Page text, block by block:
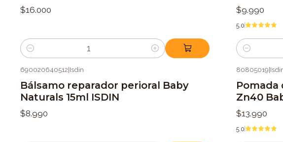
$16.000
Cantidad
$9.990
5.0
Cantidad
690020640512|Isdin
Bálsamo reparador perioral Baby
Naturals 15ml ISDIN
$8.990
80805019|
Pomada
Zn40
$13.990
5.0